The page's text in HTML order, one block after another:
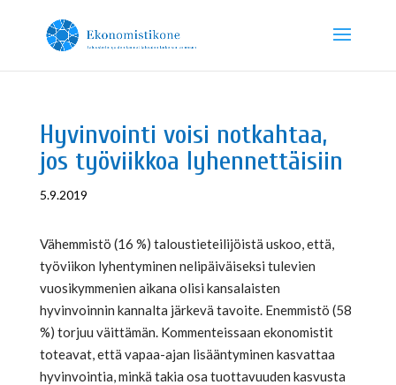
Hyvinvointi voisi notkahtaa,
jos työviikkoa lyhennettäisiin
5.9.2019
Vähemmistö (16 %) taloustieteilijöistä uskoo, että,
työviikon lyhentyminen nelipäiväiseksi tulevien
vuosikymmenien aikana olisi kansalaisten
hyvinvoinnin kannalta järkevä tavoite. Enemmistö (58
%) torjuu väittämän. Kommenteissaan ekonomistit
toteavat, että vapaa-ajan lisääntyminen kasvattaa
hyvinvointia, minkä takia osa tuottavuuden kasvusta